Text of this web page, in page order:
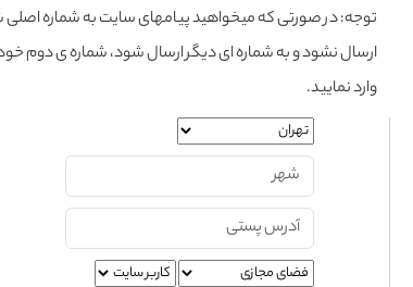
توجه: در صورتی که میخواهید پیامهای سایت به شماره اصلی
ارسال نشود و به شماره ای دیگر ارسال شود، شماره ی دوم خود
وارد نمایید.